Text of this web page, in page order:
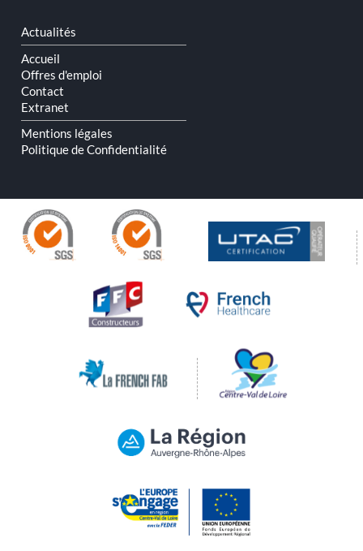
Aller
au
contenu
Actualités
Accueil
Offres d'emploi
Contact
Extranet
Mentions légales
Politique de Confidentialité